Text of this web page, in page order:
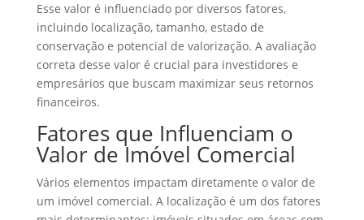
Esse valor é influenciado por diversos fatores,
incluindo localização, tamanho, estado de
conservação e potencial de valorização. A avaliação
correta desse valor é crucial para investidores e
empresários que buscam maximizar seus retornos
financeiros.
Fatores que Influenciam o
Valor de Imóvel Comercial
Vários elementos impactam diretamente o valor de
um imóvel comercial. A localização é um dos fatores